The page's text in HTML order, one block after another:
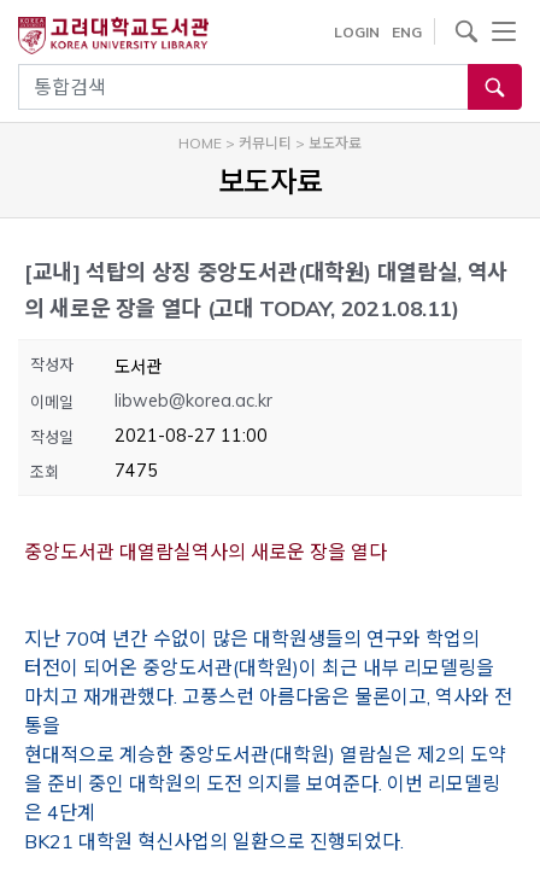
건
기
통합검색
LOGIN ENG
사이트내 검색
HOME > 커뮤니티 > 보도자료
보도자료
[교내]석탑의 상징 중앙도서관(대학원) 대열람실, 역사
의 새로운 장을 열다 (고대 TODAY, 2021.08.11)
작성자 도서관
이메일 libweb@korea.ac.kr
작성일 2021-08-27 11:00
조회 7475
중앙도서관 대열람실역사의 새로운 장을 열다Opens a new
지난 70여 년간 수없이 많은 대학원생들의 연구와 학업의
터전이 되어온 중앙도서관(대학원)이 최근 내부 리모델링을
마치고 재개관했다. 고풍스런 아름다움은 물론이고, 역사와 전
통을
현대적으로 계승한 중앙도서관(대학원) 열람실은 제2의 도약
을 준비 중인 대학원의 도전 의지를 보여준다. 이번 리모델링
은 4단계
BK21 대학원 혁신사업의 일환으로 진행되었다.